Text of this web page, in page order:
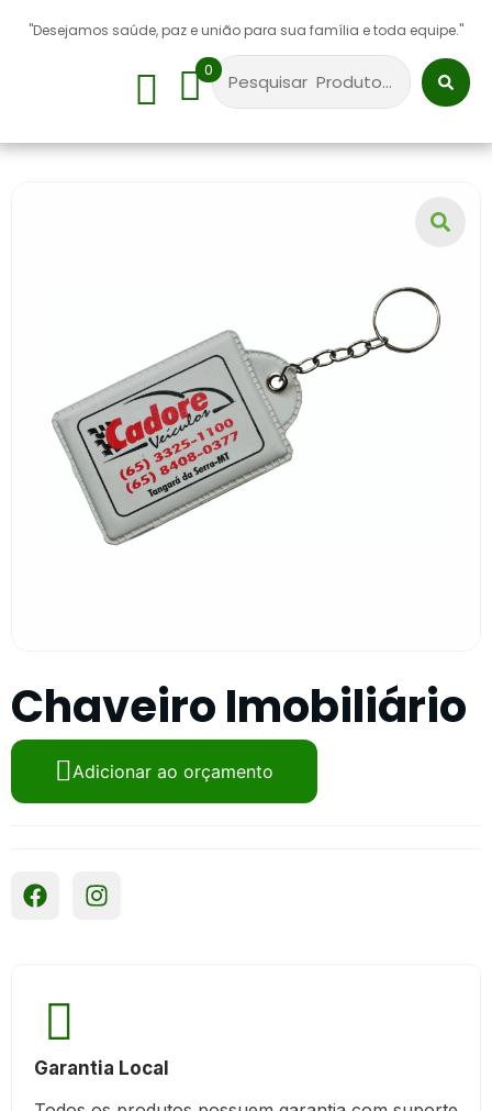
"Desejamos saúde, paz e união para sua família e toda equipe."
0
Chaveiro Imobiliário
Adicionar ao orçamento
Garantia Local